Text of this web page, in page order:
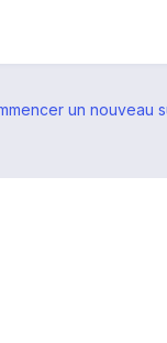
un nouveau